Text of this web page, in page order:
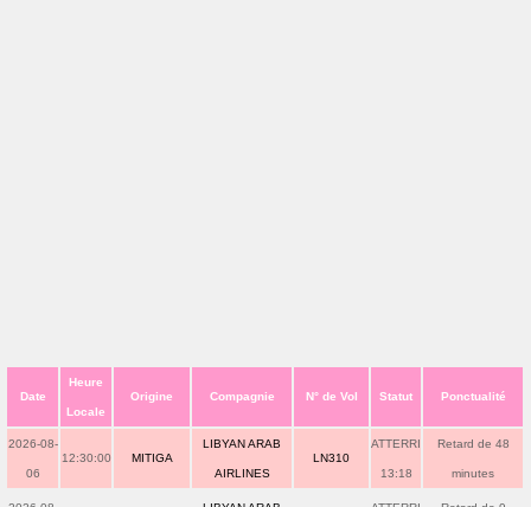
Date
Heure
Locale
Origine Compagnie N° de Vol Statut Ponctualité
2026-08-
06
12:30:00 MITIGA
LIBYAN ARAB
AIRLINES
LN310
ATTERRI
13:18
Retard de 48
minutes